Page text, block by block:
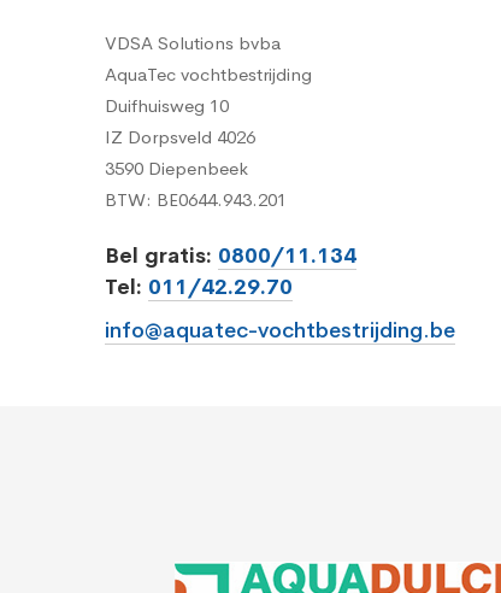
VDSA Solutions bvba
AquaTec vochtbestrijding
Duifhuisweg 10
IZ Dorpsveld 4026
3590 Diepenbeek
BTW: BE0644.943.201
Bel gratis: 0800/11.134
Tel: 011/42.29.70
info@aquatec-vochtbestrijding.be